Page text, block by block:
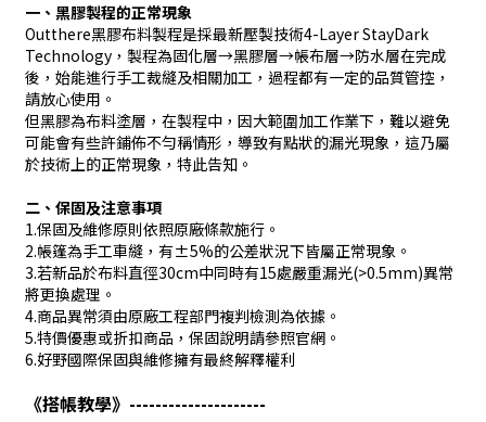
一、黑膠製程的正常現象
Outthere黑膠布料製程是採最新壓製技術4-Layer StayDark
Technology，製程為固化層→黑膠層→帳布層→防水層在完成
後，始能進行手工裁縫及相關加工，過程都有一定的品質管控，
請放心使用。
但黑膠為布料塗層，在製程中，因大範圍加工作業下，難以避免
可能會有些許鋪佈不勻稱情形，導致有點狀的漏光現象，這乃屬
於技術上的正常現象，特此告知。
二、保固及注意事項
1.保固及維修原則依照原廠條款施行。
2.帳篷為手工車縫，有±5%的公差狀況下皆屬正常現象。
3.若新品於布料直徑30cm中同時有15處嚴重漏光(>0.5mm)異常
將更換處理。
4.商品異常須由原廠工程部門複判檢測為依據。
5.特價優惠或折扣商品，保固說明請參照官網。
6.好野國際保固與維修擁有最終解釋權利
《搭帳教學》---------------------